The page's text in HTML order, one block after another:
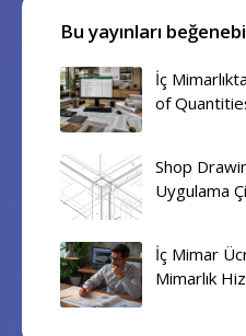
Bu yayınları
İç
of
Shop
Uygulama
İç Mimar
Mimarlık